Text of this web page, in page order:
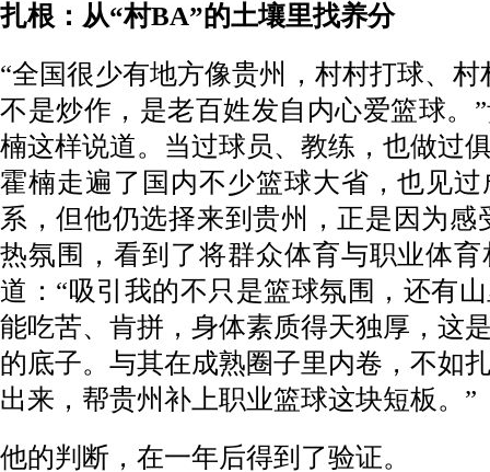
扎根：从“村BA”的土壤里找养分
“全国很少有地方像贵州，村村打球、
不是炒作，是老百姓发自内心爱篮球。
楠这样说道。当过球员、教练，也做过
霍楠走遍了国内不少篮球大省，也见
系，但他仍选择来到贵州，正是因为感
热氛围，看到了将群众体育与职业体
道：“吸引我的不只是篮球氛围，还有
能吃苦、肯拼，身体素质得天独厚，这
的底子。与其在成熟圈子里内卷，不如
出来，帮贵州补上职业篮球这块短板。”
他的判断，在一年后得到了验证。